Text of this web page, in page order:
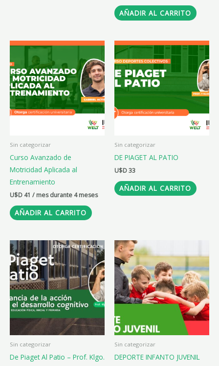
AÑADIR AL CARRITO
Sin categorizar
Curso Avanzado de
Motricidad Aplicada al
Entrenamiento
U$D 41 / mes durante 4 meses
AÑADIR AL CARRITO
Sin categorizar
DE PIAGET AL PATIO
U$D33
AÑADIR AL CARRITO
Sin categorizar
De Piaget Al Patio – Prof. Klgo.
Sin categorizar
DEPORTE INFANTO JUVENIL